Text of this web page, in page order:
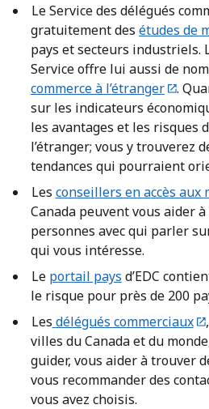
Le Service des délégués
gratuitement des études de
pays et secteurs industriels.
Service offre lui aussi de
commerce à l’étranger
.
sur les indicateurs
les avantages et les risques
l’étranger; vous y trouverez
tendances qui pourraient
Les conseillers en accès aux
Canada peuvent vous aider
personnes avec qui parler
qui vous intéresse.
Le portail pays d’EDC
le risque pour près de 200
Les délégués commerciaux
villes du Canada et du
guider, vous aider à trouver
vous recommander des
vous avez choisis.